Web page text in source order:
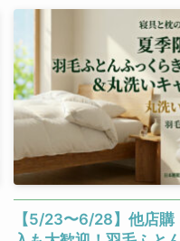
【5/23〜6/28】他店購